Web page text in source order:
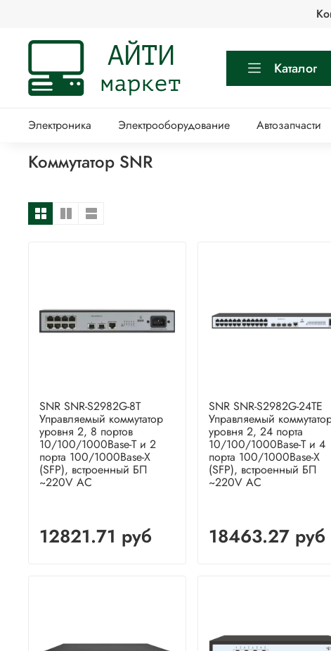
Каталог
Электроника Электрооборудование Автозапчасти
Коммутатор SNR
SNR SNR-S2982G-8T
Управляемый коммутатор
уровня 2, 8 портов
10/100/1000Base-T и 2
порта 100/1000Base-X
(SFP), встроенный БП
~220V AC
12821.71 руб
SNR SNR-S2982G-24TE
Управляемый
уровня 2, 24 порта
10/100/1000Base-T и 4
порта 100/1000Base-X
(SFP), встроенный БП
~220V AC
18463.27 руб